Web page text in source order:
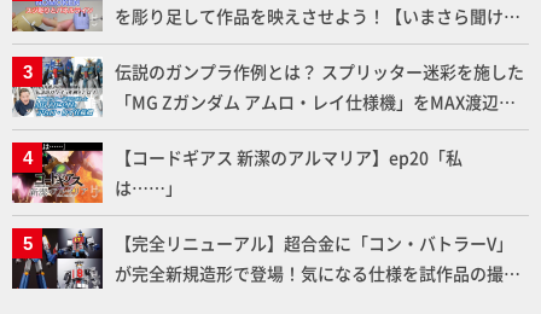
を彫り足して作品を映えさせよう！【いまさら聞けな
いプラモデルの基礎：スジ彫りとパネルライン】
伝説のガンプラ作例とは？ スプリッター迷彩を施した
「MG Zガンダム アムロ・レイ仕様機」をMAX渡辺が
ふたたび塗る!!【試し読み】
【コードギアス 新潔のアルマリア】ep20「私
は……」
【完全リニューアル】超合金に「コン・バトラーV」
が完全新規造形で登場！気になる仕様を試作品の撮り